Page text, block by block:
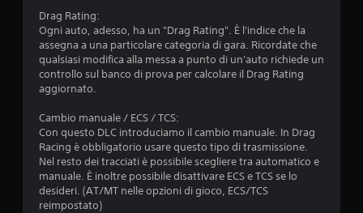
Drag Rating:
Ogni auto, adesso, ha un "Drag Rating". È l'indice che la
assegna a una particolare categoria di gara. Ricordate che
qualsiasi modifica alla messa a punto di un'auto richiede un
controllo sul banco di prova per calcolare il Drag Rating
aggiornato.
Cambio manuale / ECS / TCS:
Con questo DLC introduciamo il cambio manuale. In Drag
Racing è obbligatorio usare questo tipo di trasmissione.
Nel resto dei tracciati è possibile scegliere tra automatico e
manuale. È inoltre possibile disattivare ECS e TCS se lo
desideri. (AT/MT nelle opzioni di gioco, ECS/TCS
reimpostato)